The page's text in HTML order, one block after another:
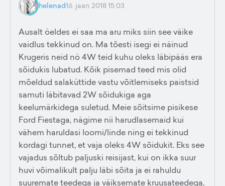
helenad16. jaan 2018 15:03
Ausalt öeldes ei saa ma aru miks siin see väike
vaidlus tekkinud on. Ma tõesti isegi ei näinud
Krugeris neid nö 4W teid kuhu oleks läbipääs era
sõidukis lubatud. Kõik pisemad teed mis olid
mõeldud salaküttide vastu võitlemiseks paistsid
samuti läbitavad 2W sõidukiga aga
keelumärkidega suletud. Meie sõitsime pisikese
Ford Fiestaga, nägime nii harudlasemaid kui
vähem haruldasi loomi/linde ning ei tekkinud
kordagi tunnet, et vaja oleks 4W sõidukit. Eks see
vajadus sõltub paljuski reisijast, kui on ikka suur
huvi võimalikult palju läbi sõita ja ei rahuldu
suuremate teedega ja väiksemate kruusateedega,